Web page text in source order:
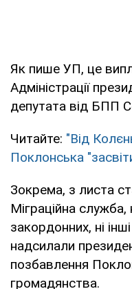
Як пише УП, це
Адміністрації
депутата від БПП
Читайте: "Від
Поклонська
Зокрема, з листа
Міграційна служба,
закордонних, ні
надсилали
позбавлення
громадянства.